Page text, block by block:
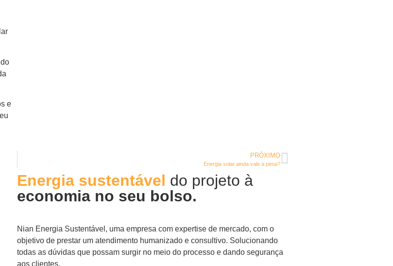
e
PRÓXIMO
Energia solar ainda vale a pena?
Energia sustentável do projeto à
economia no seu bolso.
Nian Energia Sustentável, uma empresa com expertise de mercado, com o
objetivo de prestar um atendimento humanizado e consultivo. Solucionando
todas as dúvidas que possam surgir no meio do processo e dando segurança
aos clientes.